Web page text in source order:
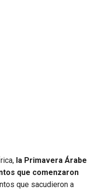
la Primavera Árabe
que comenzaron
que sacudieron a